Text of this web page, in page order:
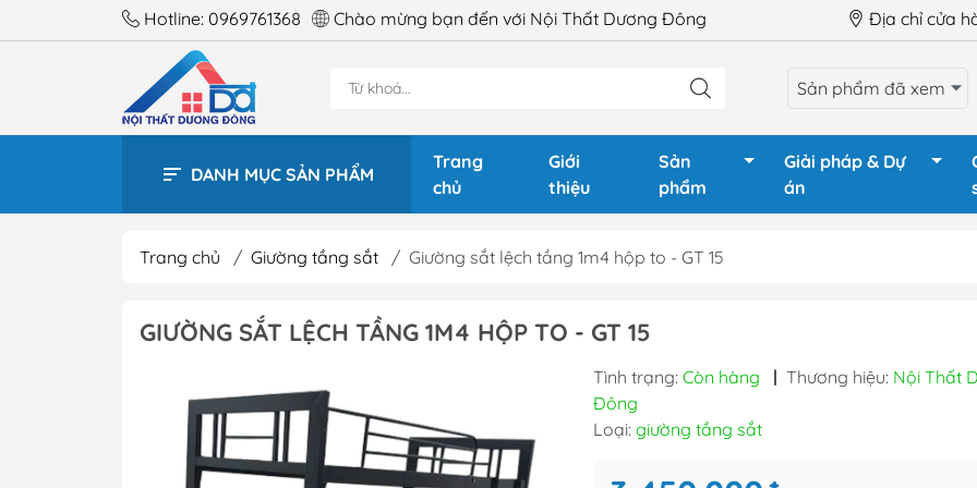
Hotline: 0969761368 Chào mừng bạn đến với Nội Thất Dương Đông Địa chỉ cửa
Sản phẩm đã xem
DANH MỤC SẢN PHẨM
Trang
chủ
Giới
thiệu
Sản
phẩm
BÀN GIÁM ĐỐC
BÀN TRAINING
Ghế chân quỳ
Tủ
Tủ tài liệu
Giải pháp & Dự
án
Trang chủ / Giường tầng sắt / Giường sắt lệch tầng 1m4 hộp to - GT 15
GIƯỜNG SẮT LỆCH TẦNG 1M4 HỘP TO - GT 15
Tình trạng: Còn hàng | Thương hiệu: Nội Thất
Đông
Loại: giường tầng sắt